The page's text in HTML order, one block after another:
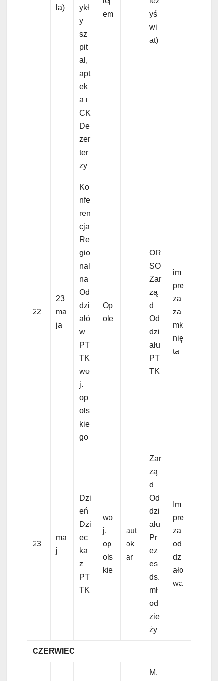
la)
ykł
y
sz
pit
al,
apt
ek
a i
CK
De
zer
ter
zy
em
yś
wi
at)
22
23
ma
ja
Ko
nfe
ren
cja
Re
gio
nal
na
Od
dzi
ałó
w
PT
TK
wo
j.
op
ols
kie
go
Op
ole
OR
SO
Zar
zą
d
Od
dzi
ału
PT
TK
im
pre
za
za
mk
nię
ta
23
ma
j
Dzi
eń
Dzi
ec
ka
z
PT
TK
wo
j.
op
ols
kie
aut
ok
ar
Zar
zą
d
Od
dzi
ału
Pr
ez
es
ds.
mł
od
zie
ży
Im
pre
za
od
dzi
ało
wa
CZERWIEC
M.